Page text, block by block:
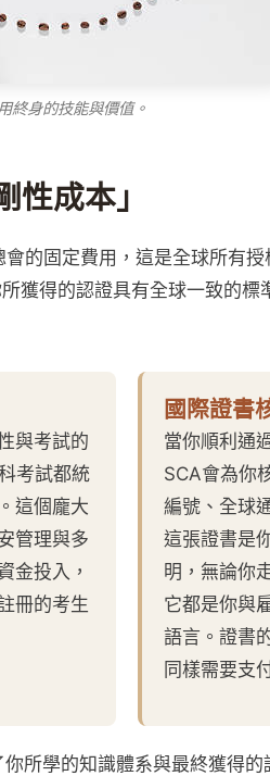
終身的技能與價值。
成本」
的固定費用，這是全球所有
獲得的認證具有全球一致的標
與考試的
考試都統
這個龐大
管理與多
金投入，
冊的考生
國際證書
當你順利通
SCA會為你
編號、全球
這張證書是
明，無論你
它都是你與
語言。證書
同樣需要支
所學的知識體系與最終獲得